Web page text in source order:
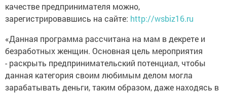
качестве предпринимателя можно,
зарегистрировавшись на сайте: http://wsbiz16.ru
«Данная программа рассчитана на мам в декрете и
безработных женщин. Основная цель мероприятия
- раскрыть предпринимательский потенциал, чтобы
данная категория своим любимым делом могла
зарабатывать деньги, таким образом, даже находясь в